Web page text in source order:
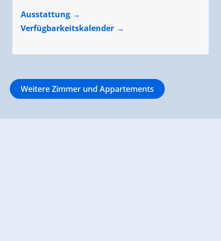
Ausstattung
Verfügbarkeitskalender
Weitere Zimmer und Appartements